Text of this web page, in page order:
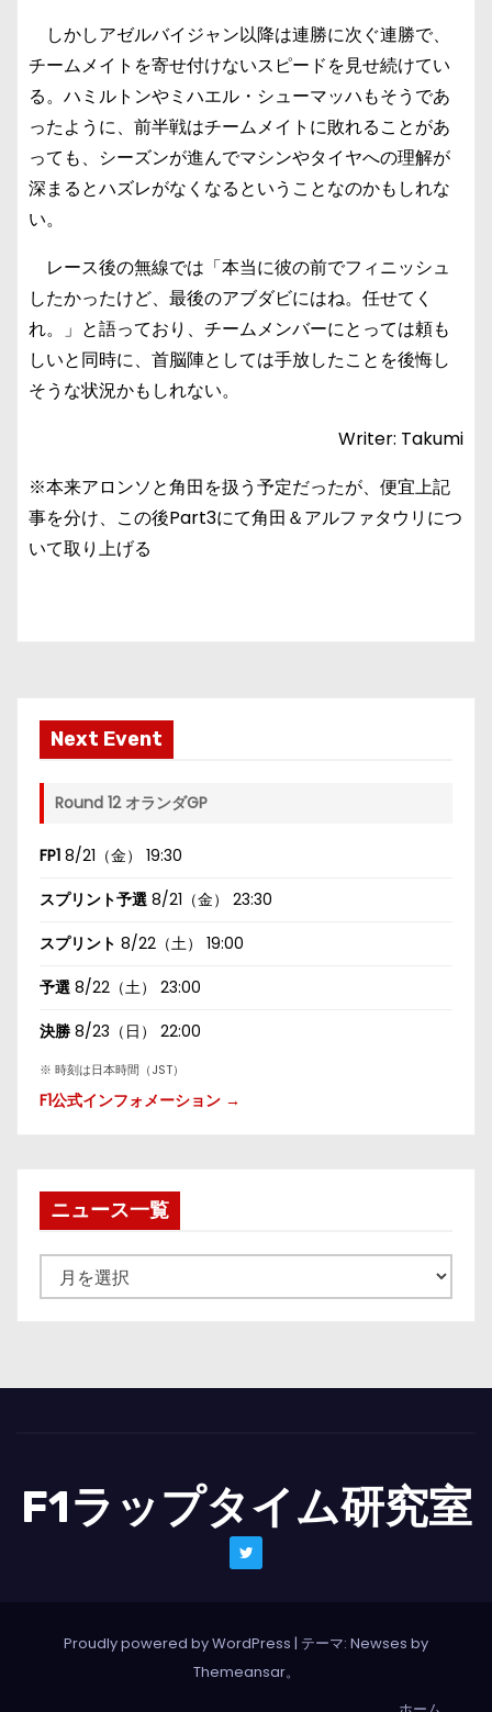
しかしアゼルバイジャン以降は連勝に次ぐ連勝で、
チームメイトを寄せ付けないスピードを見せ続けてい
る。ハミルトンやミハエル・シューマッハもそうであ
ったように、前半戦はチームメイトに敗れることがあ
っても、シーズンが進んでマシンやタイヤへの理解が
深まるとハズレがなくなるということなのかもしれな
い。
レース後の無線では「本当に彼の前でフィニッシュ
したかったけど、最後のアブダビにはね。任せてく
れ。」と語っており、チームメンバーにとっては頼も
しいと同時に、首脳陣としては手放したことを後悔し
そうな状況かもしれない。
Writer: Takumi
※本来アロンソと角田を扱う予定だったが、便宜上記
事を分け、この後Part3にて角田＆アルファタウリにつ
いて取り上げる
Next Event
Round 12 オランダGP
FP1 8/21（金） 19:30
スプリント予選 8/21（金） 23:30
スプリント 8/22（土） 19:00
予選 8/22（土） 23:00
決勝 8/23（日） 22:00
※ 時刻は日本時間（JST）
F1公式インフォメーション →
ニュース一覧
ュ
一
F1ラップタイム研究室
Proudly powered by WordPress | テーマ: Newses by
Themeansar。